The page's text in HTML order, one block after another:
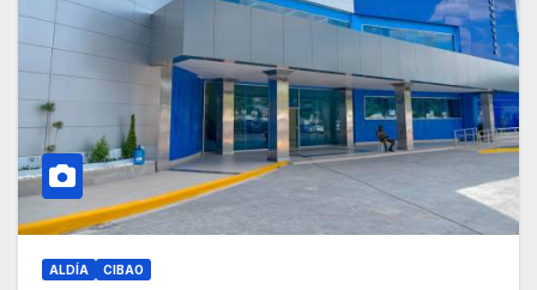
ALDÍA CIBAO